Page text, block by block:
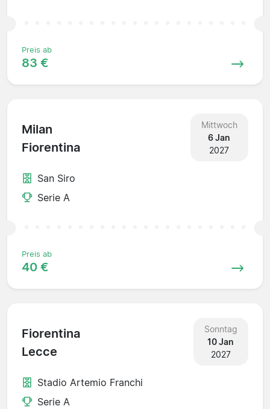
Preis ab
83 €
Milan
Fiorentina
Mittwoch
6 Jan
2027
San Siro
Serie A
Preis ab
40 €
Fiorentina
Lecce
Sonntag
10 Jan
2027
Stadio Artemio Franchi
Serie A